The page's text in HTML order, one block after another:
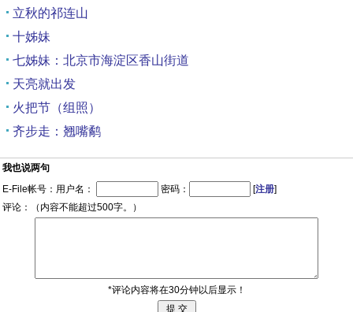
立秋的祁连山
十姊妹
七姊妹：北京市海淀区香山街道
天亮就出发
火把节（组照）
齐步走：翘嘴鹬
我也说两句
E-File帐号：用户名：
密码： [注册]
评论：（内容不能超过500字。）
*评论内容将在30分钟以后显示！